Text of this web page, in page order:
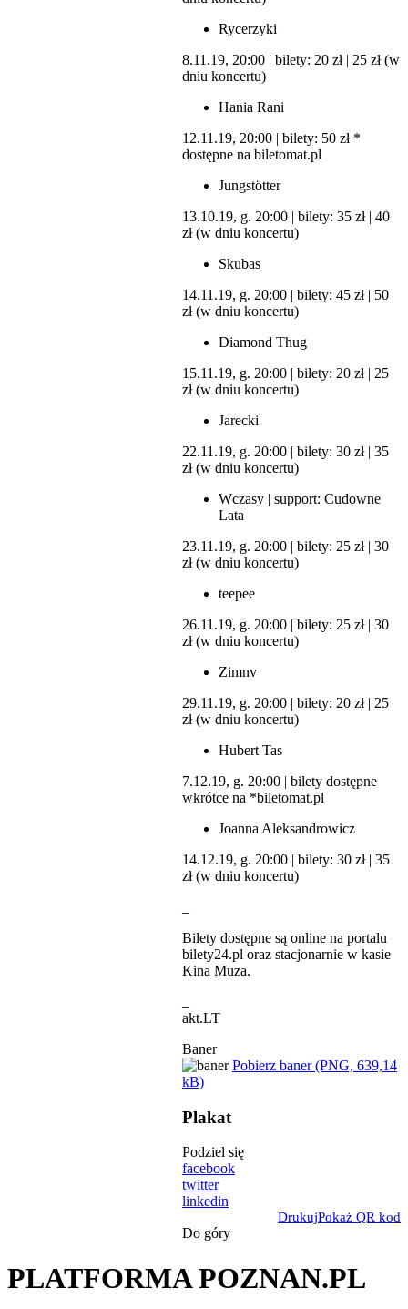
Rycerzyki
8.11.19, 20:00 | bilety: 20 zł | 25 zł (w
dniu koncertu)
Hania Rani
12.11.19, 20:00 | bilety: 50 zł *
dostępne na biletomat.pl
Jungstötter
13.10.19, g. 20:00 | bilety: 35 zł | 40
zł (w dniu koncertu)
Skubas
14.11.19, g. 20:00 | bilety: 45 zł | 50
zł (w dniu koncertu)
Diamond Thug
15.11.19, g. 20:00 | bilety: 20 zł | 25
zł (w dniu koncertu)
Jarecki
22.11.19, g. 20:00 | bilety: 30 zł | 35
zł (w dniu koncertu)
Wczasy | support: Cudowne
Lata
23.11.19, g. 20:00 | bilety: 25 zł | 30
zł (w dniu koncertu)
teepee
26.11.19, g. 20:00 | bilety: 25 zł | 30
zł (w dniu koncertu)
Zimnv
29.11.19, g. 20:00 | bilety: 20 zł | 25
zł (w dniu koncertu)
Hubert Tas
7.12.19, g. 20:00 | bilety dostępne
wkrótce na *biletomat.pl
Joanna Aleksandrowicz
14.12.19, g. 20:00 | bilety: 30 zł | 35
zł (w dniu koncertu)
Bilety dostępne są online na portalu
bilety24.pl oraz stacjonarnie w kasie
Kina Muza.
akt.LT
Baner
Pobierz baner (PNG, 639,14
kB)
Plakat
Podziel się
facebook
twitter
linkedin
DrukujPokaż QR kod
Do góry
PLATFORMA POZNAN.PL